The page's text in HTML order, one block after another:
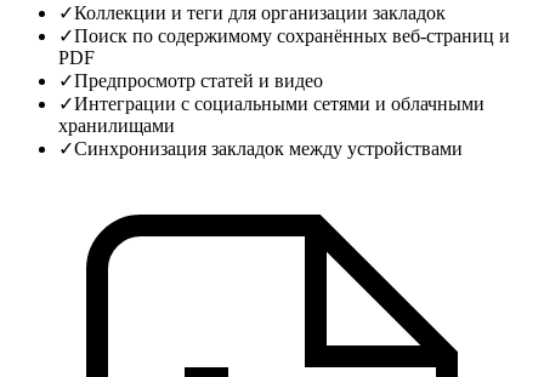
✓Коллекции и теги для организации закладок
✓Поиск по содержимому сохранённых веб‑страниц и
PDF
✓Предпросмотр статей и видео
✓Интеграции с социальными сетями и облачными
хранилищами
✓Синхронизация закладок между устройствами